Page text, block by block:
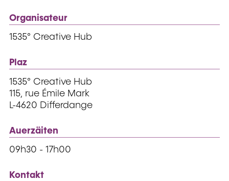
Organisateur
1535° Creative Hub
Plaz
1535° Creative Hub
115, rue Émile Mark
L-4620 Differdange
Auerzäiten
09h30 - 17h00
Kontakt